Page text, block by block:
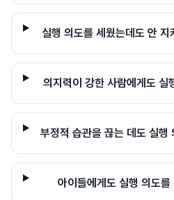
실행 의도를 세웠는데도 안
의지력이 강한 사람에게도 실
부정적 습관을 끊는 데도 실행
아이들에게도 실행 의도